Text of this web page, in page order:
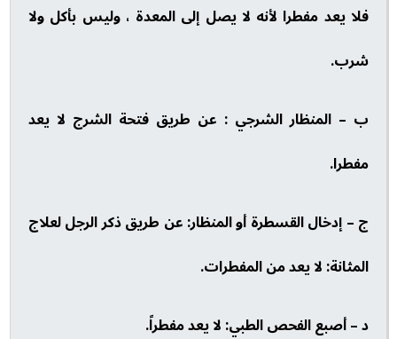
فلا يعد مفطرا لأنه لا يصل إلى المعدة ، وليس بأكل ولا
شرب.
ب – المنظار الشرجي : عن طريق فتحة الشرج لا يعد
مفطرا.
ج – إدخال القسطرة أو المنظار: عن طريق ذكر الرجل لعلاج
المثانة: لا يعد من المفطرات.
د – أصبع الفحص الطبي: لا يعد مفطراً.